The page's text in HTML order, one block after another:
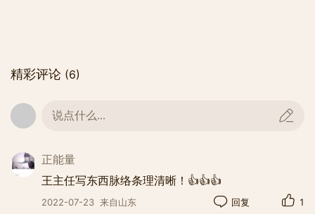
精彩评论 (6)
说点什么...
正能量
王主任写东西脉络条理清晰！👍👍👍
2022-07-23 来自山东 回复 1